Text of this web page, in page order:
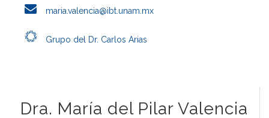
maria.valencia@ibt.unam.mx
Grupo del Dr. Carlos Arias
Dra. María del Pilar Valencia